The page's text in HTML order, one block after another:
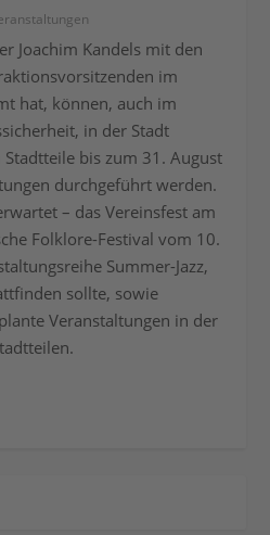
Joachim Kandels mit den
im
hat, können, auch im
in der Stadt
bis zum 31. August
durchgeführt werden.
– das Vereinsfest am
Folklore-Festival vom 10.
Summer-Jazz,
sollte, sowie
Veranstaltungen in der